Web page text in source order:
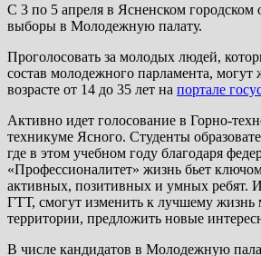
С 3 по 5 апреля в Ясненском городском
выборы в Молодежную палату.
Проголосовать за молодых людей,
состав молодежного парламента, могут
возрасте от 14 до 35 лет на портале
Активно идет голосование в Горно-
техникуме Ясного. Студенты
где в этом учебном году благодаря
«Профессионалитет» жизнь бьет
активных, позитивных и умных ребят.
ГТТ, смогут изменить к лучшему жизнь
территории, предложить новые
В числе кандидатов в Молодежную